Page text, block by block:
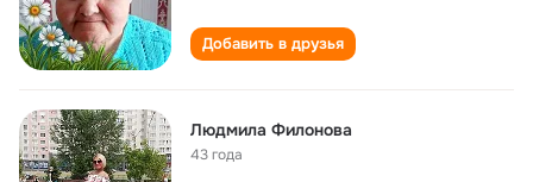
Добавить в друзья
Людмила Филонова
43 года